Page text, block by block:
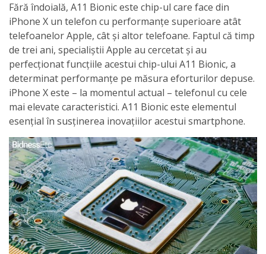
Fără îndoială, A11 Bionic este chip-ul care face din
iPhone X un telefon cu performanțe superioare atât
telefoanelor Apple, cât și altor telefoane. Faptul că timp
de trei ani, specialiștii Apple au cercetat și au
perfecționat funcțiile acestui chip-ului A11 Bionic, a
determinat performanțe pe măsura eforturilor depuse.
iPhone X este – la momentul actual – telefonul cu cele
mai elevate caracteristici. A11 Bionic este elementul
esențial în susținerea inovațiilor acestui smartphone.